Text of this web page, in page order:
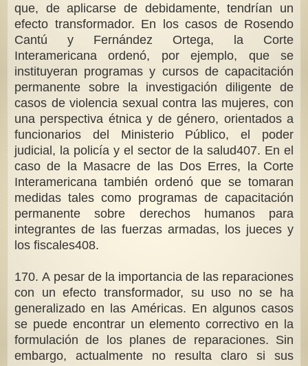
que, de aplicarse de debidamente, tendrían un
efecto transformador. En los casos de Rosendo
Cantú y Fernández Ortega, la Corte
Interamericana ordenó, por ejemplo, que se
instituyeran programas y cursos de capacitación
permanente sobre la investigación diligente de
casos de violencia sexual contra las mujeres, con
una perspectiva étnica y de género, orientados a
funcionarios del Ministerio Público, el poder
judicial, la policía y el sector de la salud407. En el
caso de la Masacre de las Dos Erres, la Corte
Interamericana también ordenó que se tomaran
medidas tales como programas de capacitación
permanente sobre derechos humanos para
integrantes de las fuerzas armadas, los jueces y
los fiscales408.
170. A pesar de la importancia de las reparaciones
con un efecto transformador, su uso no se ha
generalizado en las Américas. En algunos casos
se puede encontrar un elemento correctivo en la
formulación de los planes de reparaciones. Sin
embargo, actualmente no resulta claro si sus